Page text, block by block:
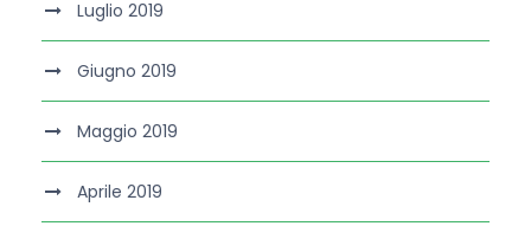
Luglio 2019
Giugno 2019
Maggio 2019
Aprile 2019